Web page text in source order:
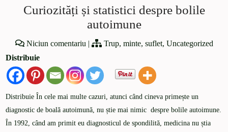
Curiozități și statistici despre bolile
autoimune
Niciun comentariu | Trup, minte, suflet, Uncategorized
Distribuie
Distribuie În cele mai multe cazuri, atunci când cineva primește un
diagnostic de boală autoimună, nu știe mai nimic despre bolile autoimune.
În 1992, când am primit eu diagnosticul de spondilită, medicina nu știa